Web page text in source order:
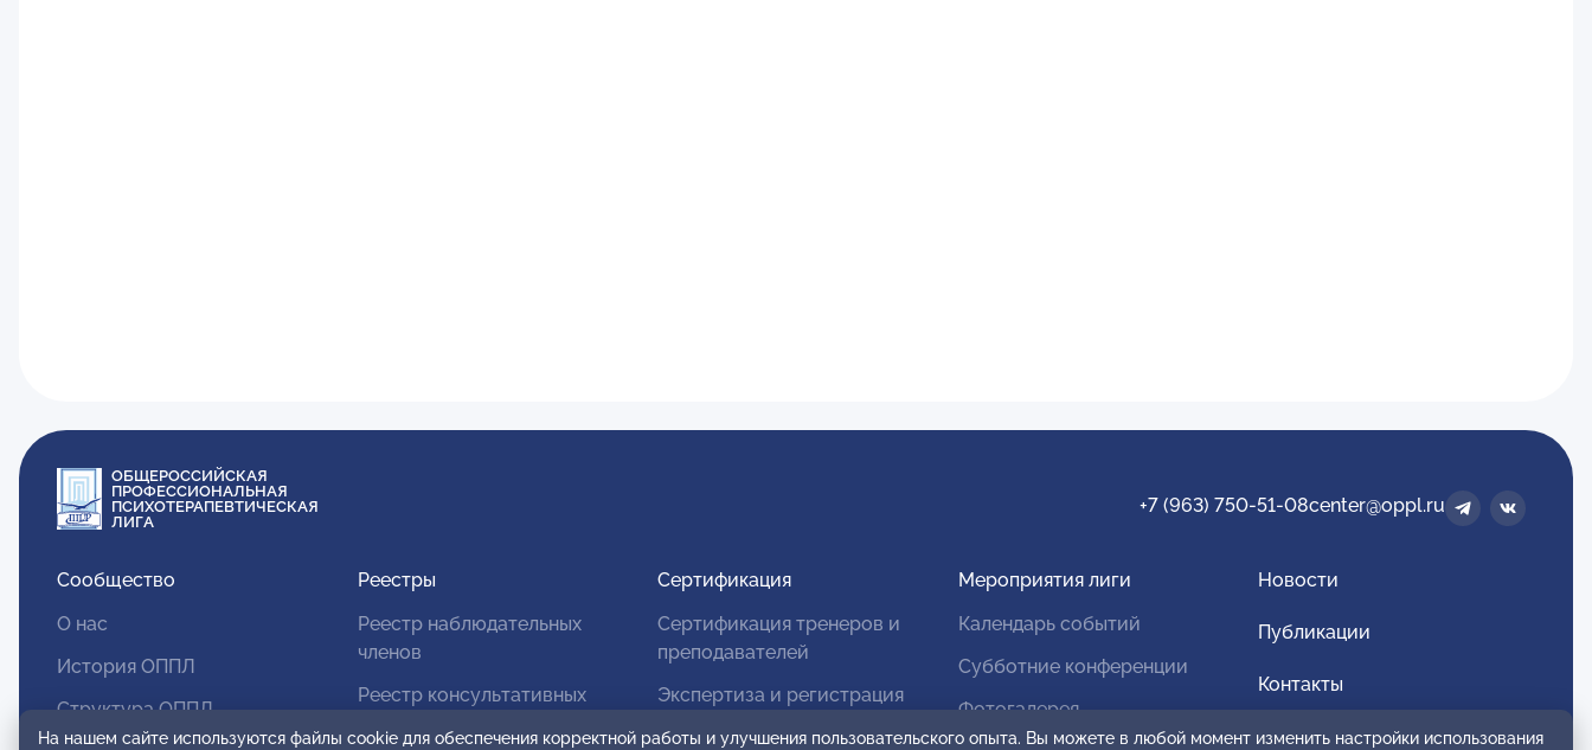
ОБЩЕРОССИЙСКАЯ
ПРОФЕССИОНАЛЬНАЯ
ПСИХОТЕРАПЕВТИЧЕСКАЯ
ЛИГА
+7 (963) 750-51-08center@oppl.ru
Сообщество
О нас
История ОППЛ
Структура ОППЛ
Реестры
Реестр наблюдательных
членов
Реестр консультативных
Сертификация
Сертификация тренеров и
преподавателей
Экспертиза и регистрация
Мероприятия лиги
Календарь событий
Субботние конференции
Фотогалерея
Новости
Публикации
Контакты
Для спонсоров и партнеров
На нашем сайте используются файлы cookie для обеспечения корректной работы и улучшения пользовательского опыта. Вы можете в любой момент изменить настройки использования